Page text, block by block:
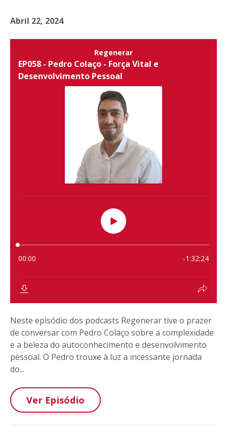
Abril 22, 2024
Neste episódio dos podcasts Regenerar tive o prazer
de conversar com Pedro Colaço sobre a complexidade
e a beleza do autoconhecimento e desenvolvimento
pessoal. O Pedro trouxe à luz a incessante jornada
do...
Ver Episódio